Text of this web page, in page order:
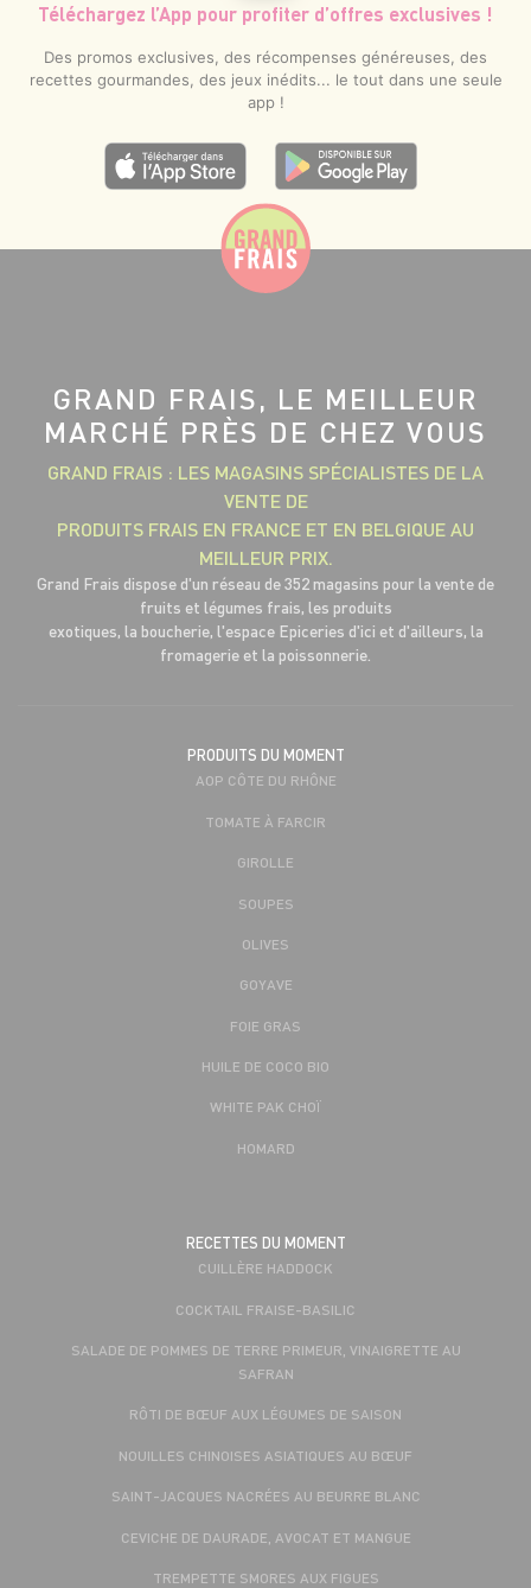
Téléchargez l’App pour profiter d’offres exclusives !
Des promos exclusives, des récompenses généreuses, des
recettes gourmandes, des jeux inédits... le tout dans une seule
app !
GRAND FRAIS, LE MEILLEUR
MARCHÉ PRÈS DE CHEZ VOUS
GRAND FRAIS : LES MAGASINS SPÉCIALISTES DE LA
VENTE DE
PRODUITS FRAIS EN FRANCE ET EN BELGIQUE AU
MEILLEUR PRIX.
Grand Frais dispose d'un réseau de 352 magasins pour la vente de
fruits et légumes frais, les produits
exotiques, la boucherie, l'espace Epiceries d'ici et d'ailleurs, la
fromagerie et la poissonnerie.
PRODUITS DU MOMENT
AOP CÔTE DU RHÔNE
TOMATE À FARCIR
GIROLLE
SOUPES
OLIVES
GOYAVE
FOIE GRAS
HUILE DE COCO BIO
WHITE PAK CHOÏ
HOMARD
RECETTES DU MOMENT
CUILLÈRE HADDOCK
COCKTAIL FRAISE-BASILIC
SALADE DE POMMES DE TERRE PRIMEUR, VINAIGRETTE AU
SAFRAN
RÔTI DE BŒUF AUX LÉGUMES DE SAISON
NOUILLES CHINOISES ASIATIQUES AU BŒUF
SAINT-JACQUES NACRÉES AU BEURRE BLANC
CEVICHE DE DAURADE, AVOCAT ET MANGUE
TREMPETTE SMORES AUX FIGUES